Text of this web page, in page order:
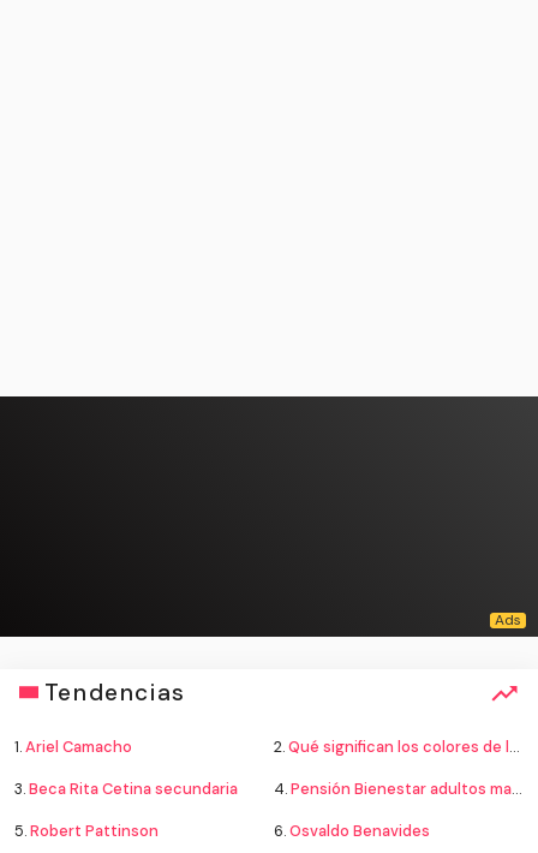
Tendencias
1.Ariel Camacho 2.Qué significan los colores de la bandera
3.Beca Rita Cetina secundaria 4.Pensión Bienestar adultos mayores
5.Robert Pattinson 6.Osvaldo Benavides